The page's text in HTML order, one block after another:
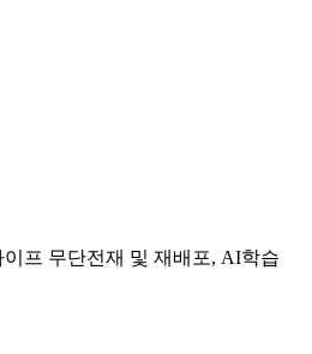
프 무단전재 및 재배포, AI학습